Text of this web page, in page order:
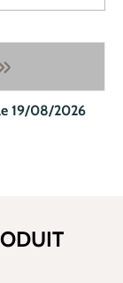
19/08/2026